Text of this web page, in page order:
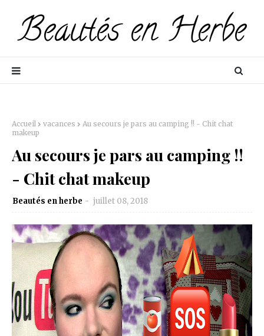
Accueil vacances
Au secours je pars au camping !! - Chit chat
makeup
Au secours je pars au camping !!
- Chit chat makeup
Beautés en herbe juillet 08, 2018